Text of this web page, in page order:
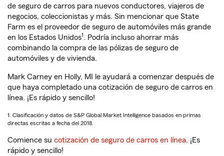
de seguro de carros para nuevos conductores, viajeros de
negocios, coleccionistas y más. Sin mencionar que State
Farm es el proveedor de seguro de automóviles más grande
en los Estados Unidos1. Podría incluso ahorrar más
combinando la compra de las pólizas de seguro de
automóviles y de vivienda.
Mark Carney en Holly, MI le ayudará a comenzar después de
que haya completado una cotización de seguro de carros en
línea. ¡Es rápido y sencillo!
1. Clasificación y datos de S&P Global Market Intelligence basados en primas
directas escritas a fecha del 2018.
Comience su cotización de seguro de carros en línea. ¡Es
rápido y sencillo!